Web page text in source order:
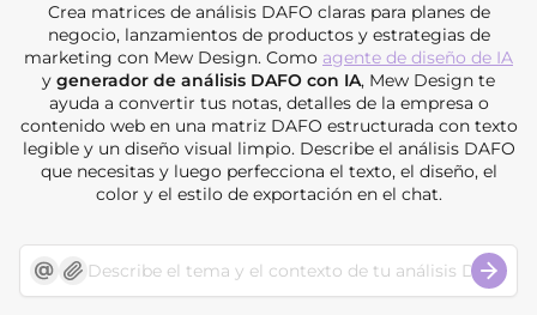
Crea matrices de análisis DAFO claras para planes de
negocio, lanzamientos de productos y estrategias de
marketing con Mew Design. Como agente de diseño de IA
y generador de análisis DAFO con IA, Mew Design te
ayuda a convertir tus notas, detalles de la empresa o
contenido web en una matriz DAFO estructurada con texto
legible y un diseño visual limpio. Describe el análisis DAFO
que necesitas y luego perfecciona el texto, el diseño, el
color y el estilo de exportación en el chat.